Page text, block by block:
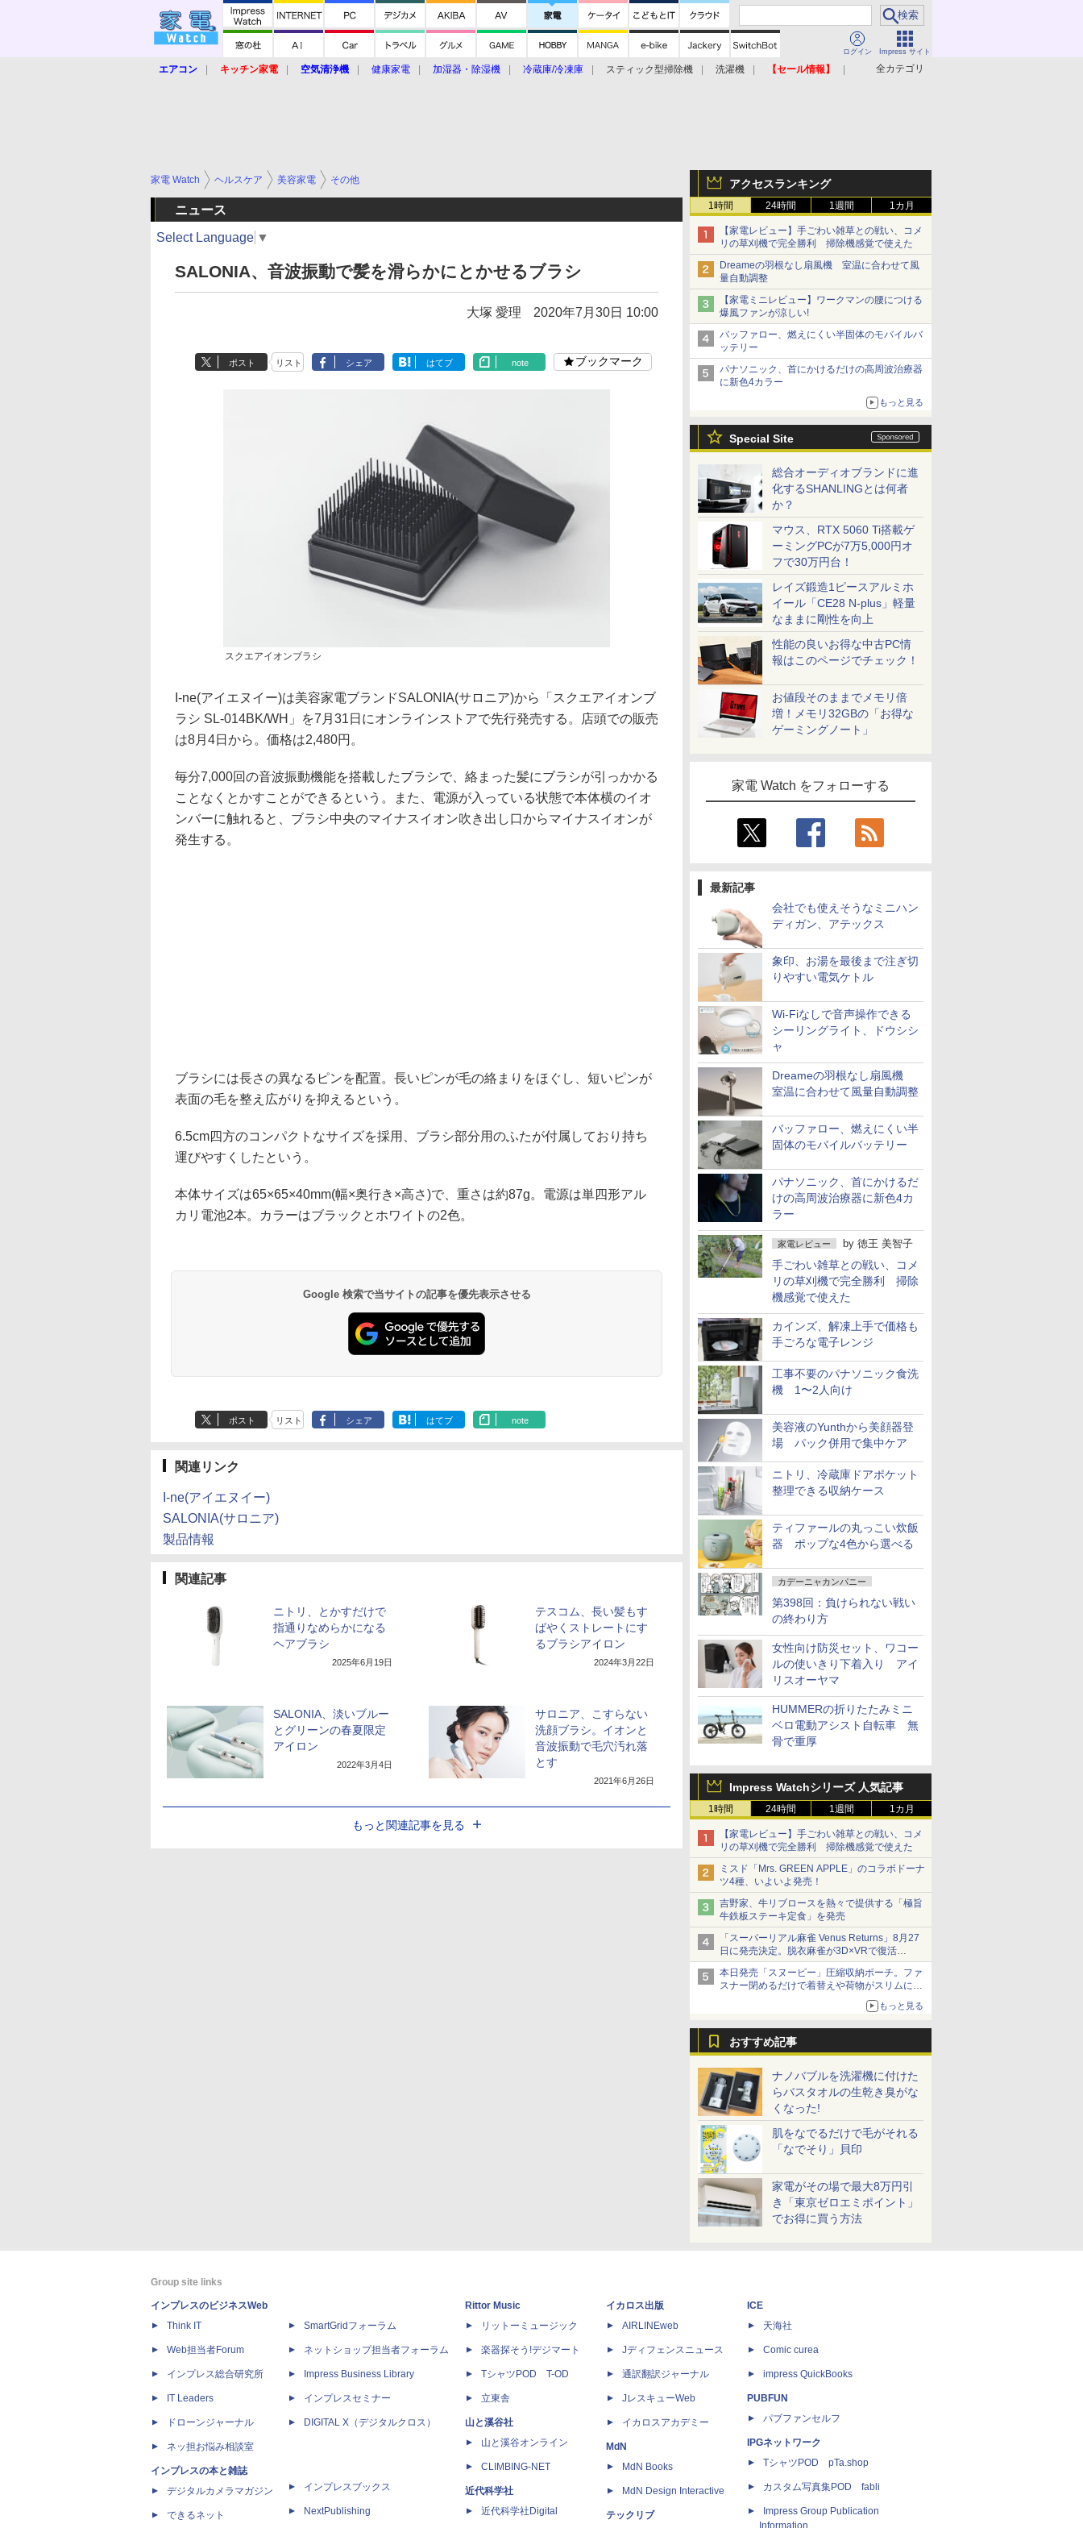
ログイン Impress サイト
全カテゴリ
エアコン キッチン家電 空気清浄機 健康家電 加湿器・除湿機 冷蔵庫/冷凍庫 スティック型掃除機 洗濯機
【セール情報】
アクセスランキング
1時間 24時間 1週間 1カ月
【家電レビュー】手ごわい雑草との戦い、コメ
リの草刈機で完全勝利 掃除機感覚で使えた
Dreameの羽根なし扇風機 室温に合わせて風
量自動調整
【家電ミニレビュー】ワークマンの腰につける
爆風ファンが涼しい!
バッファロー、燃えにくい半固体のモバイルバ
ッテリー
パナソニック、首にかけるだけの高周波治療器
に新色4カラー
もっと見る
Special Site
総合オーディオブランドに進
化するSHANLINGとは何者
か？
マウス、RTX 5060 Ti搭載ゲ
ーミングPCが7万5,000円オ
フで30万円台！
レイズ鍛造1ピースアルミホ
イール「CE28 N-plus」軽量
なままに剛性を向上
性能の良いお得な中古PC情
報はこのページでチェック！
お値段そのままでメモリ倍
増！メモリ32GBの「お得な
ゲーミングノート」
家電 Watch をフォローする
最新記事
会社でも使えそうなミニハン
ディガン、アテックス
象印、お湯を最後まで注ぎ切
りやすい電気ケトル
Wi-Fiなしで音声操作できる
シーリングライト、ドウシシ
ャ
Dreameの羽根なし扇風機
室温に合わせて風量自動調整
バッファロー、燃えにくい半
固体のモバイルバッテリー
パナソニック、首にかけるだ
けの高周波治療器に新色4カ
ラー
家電レビュー by 徳王 美智子
手ごわい雑草との戦い、コメ
リの草刈機で完全勝利 掃除
機感覚で使えた
カインズ、解凍上手で価格も
手ごろな電子レンジ
工事不要のパナソニック食洗
機 1〜2人向け
美容液のYunthから美顔器登
場 パック併用で集中ケア
ニトリ、冷蔵庫ドアポケット
整理できる収納ケース
ティファールの丸っこい炊飯
器 ポップな4色から選べる
カデーニャカンパニー
第398回：負けられない戦い
の終わり方
女性向け防災セット、ワコー
ルの使いきり下着入り アイ
リスオーヤマ
HUMMERの折りたたみミニ
ベロ電動アシスト自転車 無
骨で重厚
Impress Watchシリーズ 人気記事
1時間 24時間 1週間 1カ月
【家電レビュー】手ごわい雑草との戦い、コメ
リの草刈機で完全勝利 掃除機感覚で使えた
ミスド「Mrs. GREEN APPLE」のコラボドーナ
ツ4種、いよいよ発売！
吉野家、牛リブロースを熱々で提供する「極旨
牛鉄板ステーキ定食」を発売
「スーパーリアル麻雀 Venus Returns」8月27
日に発売決定。脱衣麻雀が3D×VRで復活
発売から2週間は20%オフになるセールが実施
本日発売「スヌーピー」圧縮収納ポーチ。ファ
スナー閉めるだけで着替えや荷物がスリムにま
もっと見る
おすすめ記事
ナノバブルを洗濯機に付けた
らバスタオルの生乾き臭がな
くなった!
肌をなでるだけで毛がそれる
「なでそり」貝印
家電がその場で最大8万円引
き「東京ゼロエミポイント」
でお得に買う方法
家電 Watch ヘルスケア 美容家電 その他
ニュース
Select Language ▼
SALONIA、音波振動で髪を滑らかにとかせるブラシ
大塚 愛理 2020年7月30日 10:00
ポスト リスト シェア はてブ note ブックマーク
スクエアイオンブラシ
I-ne(アイエヌイー)は美容家電ブランドSALONIA(サロニア)から「スクエアイオンブ
ラシ SL-014BK/WH」を7月31日にオンラインストアで先行発売する。店頭での販売
は8月4日から。価格は2,480円。
毎分7,000回の音波振動機能を搭載したブラシで、絡まった髪にブラシが引っかかる
ことなくとかすことができるという。また、電源が入っている状態で本体横のイオ
ンバーに触れると、ブラシ中央のマイナスイオン吹き出し口からマイナスイオンが
発生する。
ブラシには長さの異なるピンを配置。長いピンが毛の絡まりをほぐし、短いピンが
表面の毛を整え広がりを抑えるという。
6.5cm四方のコンパクトなサイズを採用、ブラシ部分用のふたが付属しており持ち
運びやすくしたという。
本体サイズは65×65×40mm(幅×奥行き×高さ)で、重さは約87g。電源は単四形アル
カリ電池2本。カラーはブラックとホワイトの2色。
Google 検索で当サイトの記事を優先表示させる
ポスト リスト シェア はてブ note
関連リンク
I-ne(アイエヌイー)
SALONIA(サロニア)
製品情報
関連記事
ニトリ、とかすだけで
指通りなめらかになる
ヘアブラシ
2025年6月19日
テスコム、長い髪もす
ばやくストレートにす
るブラシアイロン
2024年3月22日
SALONIA、淡いブルー
とグリーンの春夏限定
アイロン
2022年3月4日
サロニア、こすらない
洗顔ブラシ。イオンと
音波振動で毛穴汚れ落
とす
2021年6月26日
もっと関連記事を見る
Group site links
インプレスのビジネスWeb
Think IT
Web担当者Forum
インプレス総合研究所
IT Leaders
ドローンジャーナル
ネッ担お悩み相談室
インプレスの本と雑誌
デジタルカメラマガジン
できるネット
SmartGridフォーラム
ネットショップ担当者フォーラム
Impress Business Library
インプレスセミナー
DIGITAL X（デジタルクロス）
インプレスブックス
NextPublishing
Rittor Music
リットーミュージック
楽器探そう!デジマート
TシャツPOD T-OD
立東舎
山と溪谷社
山と溪谷オンライン
CLIMBING-NET
近代科学社
近代科学社Digital
イカロス出版
AIRLINEweb
Jディフェンスニュース
通訳翻訳ジャーナル
JレスキューWeb
イカロスアカデミー
MdN
MdN Books
MdN Design Interactive
テックリブ
ICE
天海社
Comic curea
impress QuickBooks
PUBFUN
パブファンセルフ
IPGネットワーク
TシャツPOD pTa.shop
カスタム写真集POD fabli
Impress Group Publication
Information